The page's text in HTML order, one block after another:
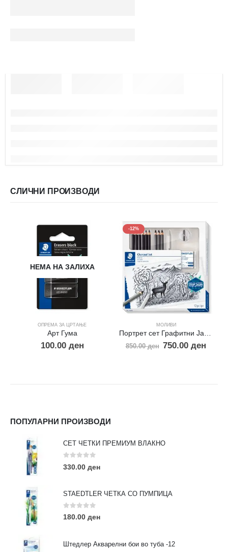
СЛИЧНИ ПРОИЗВОДИ
НЕМА НА ЗАЛИХА
ОПРЕМА ЗА ЦРТАЊЕ
Арт Гума
100.00 ден
-12%
МОЛИВИ
Портрет сет Графитни Јаглени
850.00ден 750.00ден
ПОПУЛАРНИ ПРОИЗВОДИ
СЕТ ЧЕТКИ ПРЕМИУМ ВЛАКНО
0 out of 5
330.00 ден
STAEDTLER ЧЕТКА СО ПУМПИЦА
0 out of 5
180.00 ден
Штедлер Акварелни бои во туба -12